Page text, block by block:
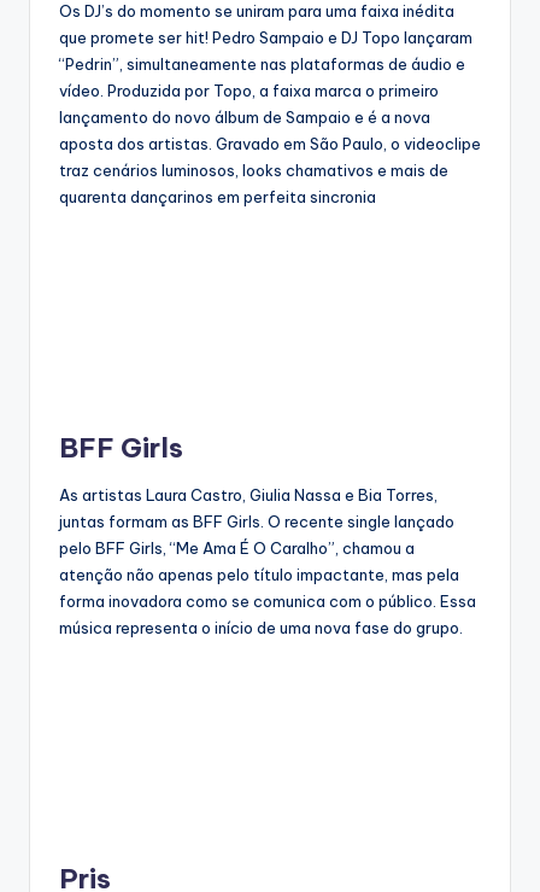
Os DJ’s do momento se uniram para uma faixa inédita
que promete ser hit! Pedro Sampaio e DJ Topo lançaram
“Pedrin”, simultaneamente nas plataformas de áudio e
vídeo. Produzida por Topo, a faixa marca o primeiro
lançamento do novo álbum de Sampaio e é a nova
aposta dos artistas. Gravado em São Paulo, o videoclipe
traz cenários luminosos, looks chamativos e mais de
quarenta dançarinos em perfeita sincronia
BFF Girls
As artistas Laura Castro, Giulia Nassa e Bia Torres,
juntas formam as BFF Girls. O recente single lançado
pelo BFF Girls, “Me Ama É O Caralho”, chamou a
atenção não apenas pelo título impactante, mas pela
forma inovadora como se comunica com o público. Essa
música representa o início de uma nova fase do grupo.
Pris